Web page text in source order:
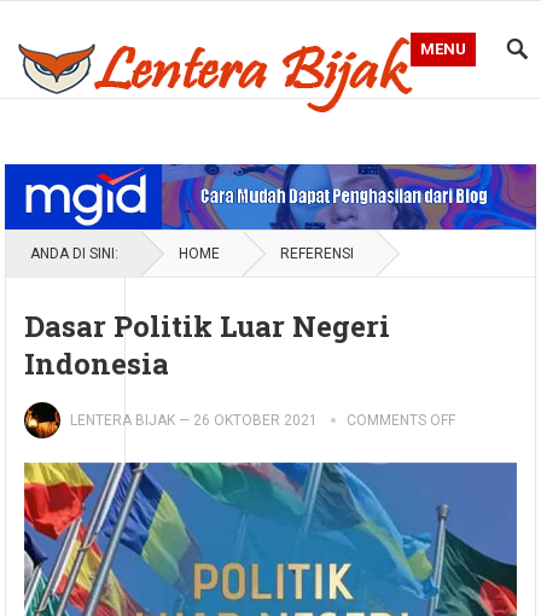
MENU
ANDA DI SINI: HOME REFERENSI
Dasar Politik Luar Negeri
Indonesia
LENTERA BIJAK — 26 OKTOBER 2021 COMMENTS OFF